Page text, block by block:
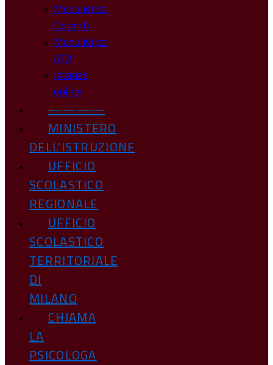
Modulistica
Docenti
Modulistica
ATA
Istanze
online
————
MINISTERO
DELL’ISTRUZIONE
UFFICIO
SCOLASTICO
REGIONALE
UFFICIO
SCOLASTICO
TERRITORIALE
DI
MILANO
CHIAMA
LA
PSICOLOGA